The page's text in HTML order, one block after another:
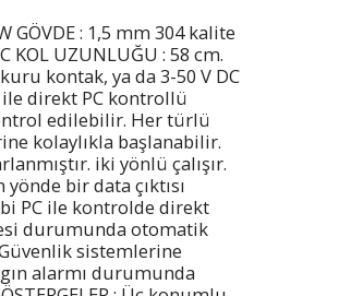
GÖVDE : 1,5 mm 304 kalite
KOL UZUNLUĞU : 58 cm.
kontak, ya da 3-50 V DC
ile direkt PC kontrollü
edilebilir. Her türlü
kolaylıkla başlanabilir.
iki yönlü çalışır.
bir data çıktısı
PC ile kontrolde direkt
durumunda otomatik
sistemlerine
alarmı durumunda